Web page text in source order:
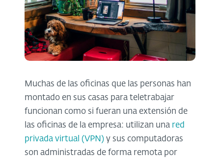
Muchas de las oficinas que las personas han
montado en sus casas para teletrabajar
funcionan como si fueran una extensión de
las oficinas de la empresa: utilizan una red
privada virtual (VPN) y sus computadoras
son administradas de forma remota por